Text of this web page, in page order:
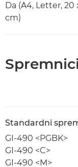
Da (A4, Letter, 20
cm)
Standardni
GI-490 <PGBK>
GI-490 <C>
GI-490 <M>